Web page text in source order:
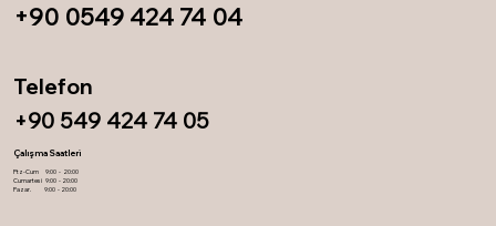
Aysel Gölge
+90 0549 424 74 04
Telefon
+90 549 424 74 05
Çalışma Saatleri
Ptz-Cum 9:00 - 20:00
Cumartesi 9:00 - 20:00
Pazar. 9:00 - 20:00